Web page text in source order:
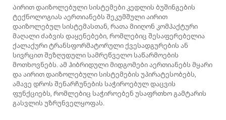
Აირით დაიზოლებული სისტემები კედლის ბუშინგების
ტექნოლოგიას აერთიანებს შეკუმშული აირით
დაიზოლებულ სისტემასთან, რათა მიიღონ კომპაქტური
მაღალი ძაბვის დაყენებები, რომლებიც შესაფერებელია
ქალაქური ტრანსფორმატორული ქვესადგურების ან
სივრცით შეზღუდული სამრეწველო საწარმოების
მოთხოვნებს. ამ ჰიბრიდული მიდგომები აერთიანებს მყარი
და აირით დაიზოლებული სისტემების უპირატესობებს,
ამავე დროს შენარჩუნების საჭიროებულ დაცვის
ფუნქციებს, რომლებიც საჭიროებენ უსაფრთხო გამტარის
გასვლის უზრუნველყოფას.